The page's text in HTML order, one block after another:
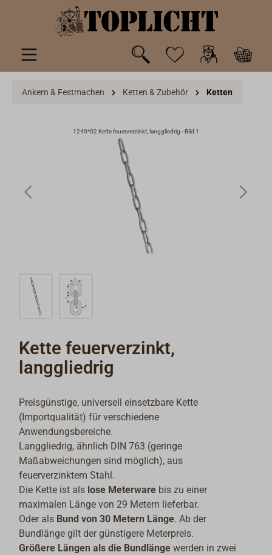
springen
Ankern & Festmachen Ketten & Zubehör Ketten
1240*02 Kette feuerverzinkt, langgliedrig - Bild 1
Kette feuerverzinkt,
langgliedrig
Preisgünstige, universell einsetzbare Kette
(Importqualität) für verschiedene
Anwendungsbereiche.
Langgliedrig, ähnlich DIN 763 (geringe
Maßabweichungen sind möglich), aus
feuerverzinktem Stahl.
Die Kette ist als lose Meterware bis zu einer
maximalen Länge von 29 Metern lieferbar.
Oder als Bund von 30 Metern Länge. Ab der
Bundlänge gilt der günstigere Meterpreis.
Größere Längen als die Bundlängewerden in zwei